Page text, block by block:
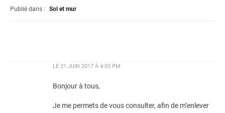
Publié dans : Sol et mur
LE 21 JUIN 2017 À 4:03 PM
Bonjour à tous,
Je me permets de vous consulter, afin de m’enlever